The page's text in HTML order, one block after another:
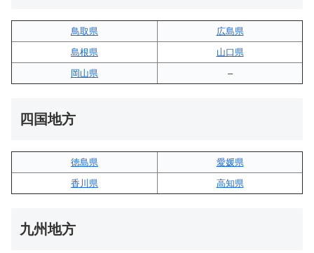
鳥取県
広島県
島根県
山口県
岡山県
–
四国地方
徳島県
愛媛県
香川県
高知県
九州地方